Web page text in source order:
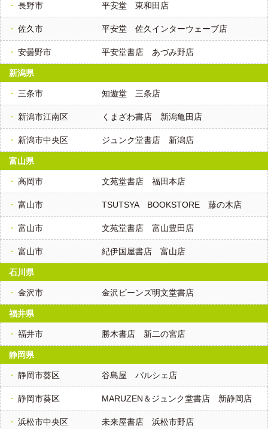
長野市 平安堂 東和田店
佐久市 平安堂 佐久インターウェーブ店
安曇野市 平安堂書店 あづみ野店
新潟県
三条市 知遊堂 三条店
新潟市江南区 くまざわ書店 新潟亀田店
新潟市中央区 ジュンク堂書店 新潟店
富山県
高岡市 文苑堂書店 福田本店
富山市 TSUTSYA BOOKSTORE 藤の木店
富山市 文苑堂書店 富山豊田店
富山市 紀伊国屋書店 富山店
石川県
金沢市 金沢ビーンズ明文堂書店
福井県
福井市 勝木書店 新二の宮店
静岡県
静岡市葵区 谷島屋 パルシェ店
静岡市葵区 MARUZEN＆ジュンク堂書店 新静岡店
浜松市中央区 未来屋書店 浜松市野店